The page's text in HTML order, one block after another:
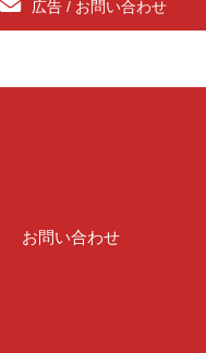
広告 / お問い合わせ
お問い合わせ